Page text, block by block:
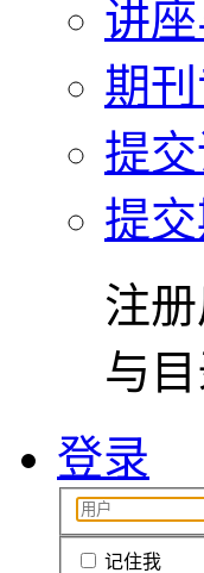
讲
期
提
提
注
与
登录
记住我